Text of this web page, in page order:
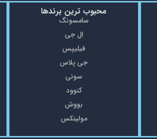
محبوب ترین برندها
سامسونگ
ال جی
فیلیپس
جی پلاس
سونی
کنوود
بووش
مولینکس